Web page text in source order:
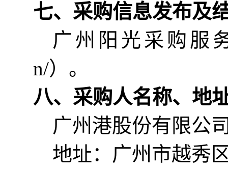
七、 采购信息发布及
广州阳光采购服
n/） 。
八、 采购人名称、地
广州港股份有限公
地址：广州市越秀